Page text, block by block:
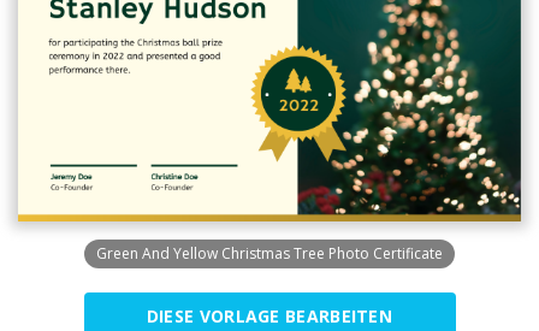
Green And Yellow Christmas Tree Photo Certificate
DIESE VORLAGE BEARBEITEN